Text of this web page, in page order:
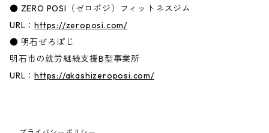
● ZERO POSI（ゼロポジ）フィットネスジム
URL：https://zeroposi.com/
● 明石ぜろぽじ
明石市の就労継続支援B型事業所
URL：https://akashizeroposi.com/